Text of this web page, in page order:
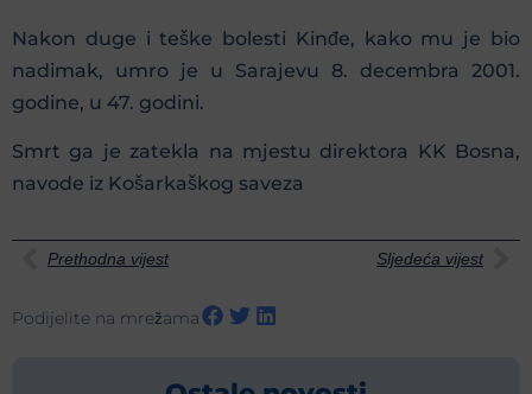
Nakon duge i teške bolesti Kinđe, kako mu je bio
nadimak, umro je u Sarajevu 8. decembra 2001.
godine, u 47. godini.
Smrt ga je zatekla na mjestu direktora KK Bosna,
navode iz Košarkaškog saveza
Prethodna vijest Sljedeća vijest
Podijelite na mrežama